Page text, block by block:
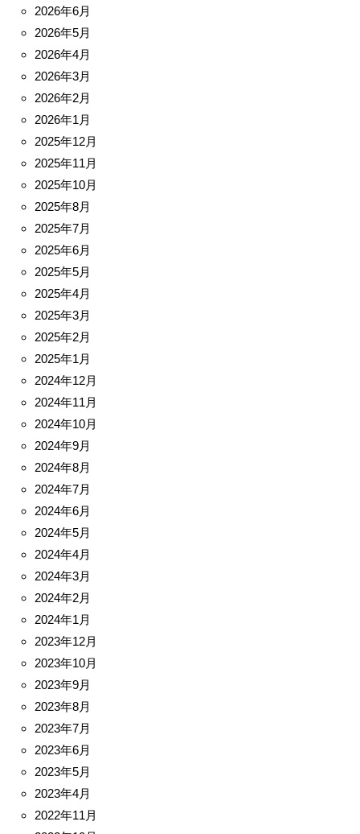
2026年6月
2026年5月
2026年4月
2026年3月
2026年2月
2026年1月
2025年12月
2025年11月
2025年10月
2025年8月
2025年7月
2025年6月
2025年5月
2025年4月
2025年3月
2025年2月
2025年1月
2024年12月
2024年11月
2024年10月
2024年9月
2024年8月
2024年7月
2024年6月
2024年5月
2024年4月
2024年3月
2024年2月
2024年1月
2023年12月
2023年10月
2023年9月
2023年8月
2023年7月
2023年6月
2023年5月
2023年4月
2022年11月